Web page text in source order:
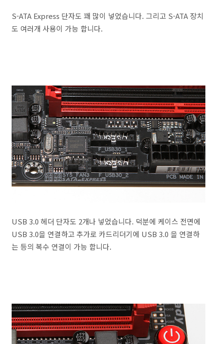
S-ATA Express 단자도 꽤 많이 넣었습니다. 그리고 S-ATA 장치
도 여러개 사용이 가능 합니다.
USB 3.0 헤더 단자도 2개나 넣었습니다. 덕분에 케이스 전면에
USB 3.0을 연결하고 추가로 카드리더기에 USB 3.0 을 연결하
는 등의 복수 연결이 가능 합니다.